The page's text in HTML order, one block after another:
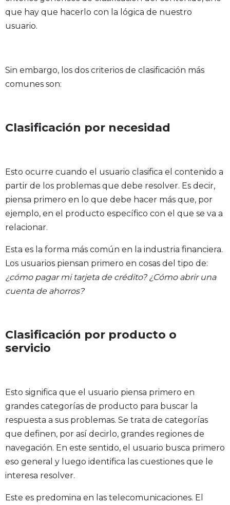
que hay que hacerlo con la lógica de nuestro
usuario.
Sin embargo, los dos criterios de clasificación más
comunes son:
Clasificación por necesidad
Esto ocurre cuando el usuario clasifica el contenido a
partir de los problemas que debe resolver. Es decir,
piensa primero en lo que debe hacer más que, por
ejemplo, en el producto específico con el que se va a
relacionar.
Esta es la forma más común en la industria financiera.
Los usuarios piensan primero en cosas del tipo de:
¿cómo pagar mi tarjeta de crédito? ¿Cómo abrir una
cuenta de ahorros?
Clasificación por producto o
servicio
Esto significa que el usuario piensa primero en
grandes categorías de producto para buscar la
respuesta a sus problemas. Se trata de categorías
que definen, por así decirlo, grandes regiones de
navegación. En este sentido, el usuario busca primero
eso general y luego identifica las cuestiones que le
interesa resolver.
Este es predomina en las telecomunicaciones. El